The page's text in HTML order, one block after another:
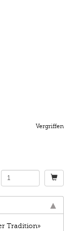
Vergriffen
Tradition»